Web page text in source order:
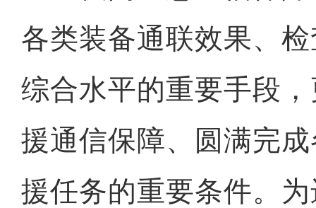
各类装备通联效果、
综合水平的重要手段
援通信保障、圆满完
援任务的重要条件。